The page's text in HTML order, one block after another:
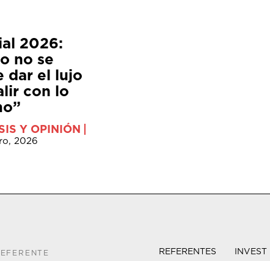
2026:
no se
dar el lujo
con lo
Y OPINIÓN
2026
REFERENTES INVEST